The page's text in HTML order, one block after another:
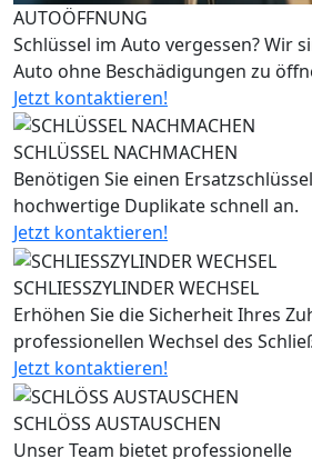
AUTOÖFFNUNG
Schlüssel im Auto vergessen? Wir
Auto ohne Beschädigungen zu
Jetzt kontaktieren!
SCHLÜSSEL NACHMACHEN
Benötigen Sie einen
hochwertige Duplikate schnell an.
Jetzt kontaktieren!
SCHLIESSZYLINDER WECHSEL
Erhöhen Sie die Sicherheit Ihres
professionellen Wechsel des
Jetzt kontaktieren!
SCHLÖSS AUSTAUSCHEN
Unser Team bietet professionelle